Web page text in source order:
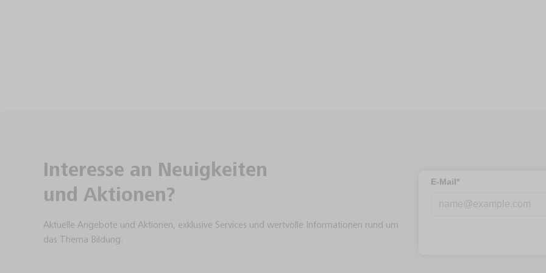
Interesse an Neuigkeiten
und Aktionen?
Aktuelle Angebote und Aktionen, exklusive Services und wertvolle Informationen rund um
das Thema Bildung.
E-Mail*